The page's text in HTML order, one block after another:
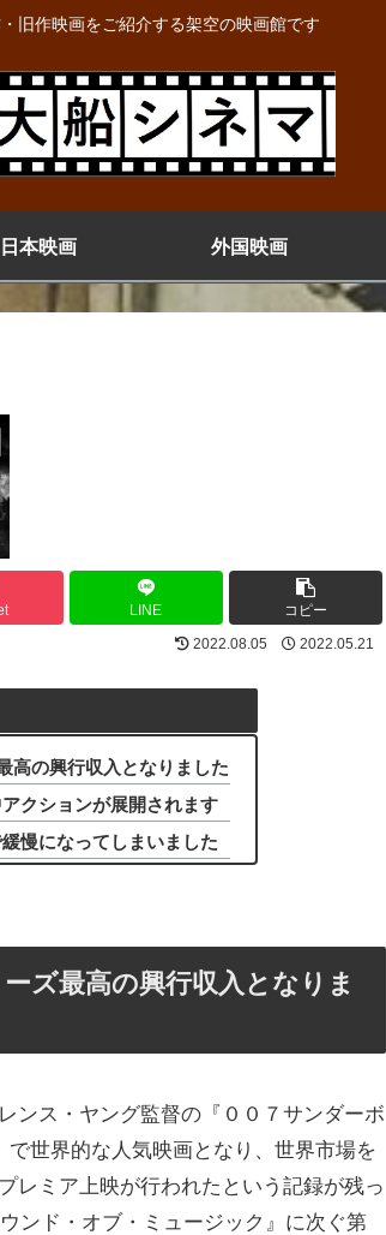
旧作映画をご紹介する架空の映画館です
日本映画 外国映画
LINE
コピー
2022.08.05
2022.05.21
高の興行収入となりました
クションが展開されます
慢になってしまいました
ズ最高の興行収入となりま
ンス・ヤング監督の『００７サンダーボ
世界的な人気映画となり、世界市場を
レミア上映が行われたという記録が残っ
ンド・オブ・ミュージック』に次ぐ第